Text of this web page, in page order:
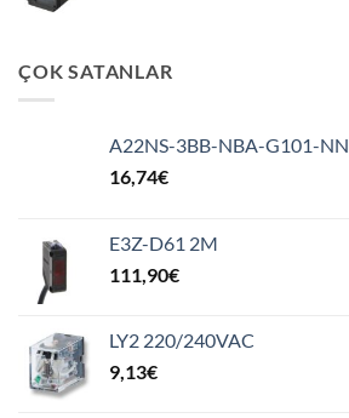
ÇOK SATANLAR
A22NS-3BB-NBA-G101-NN
16,74€
E3Z-D61 2M
111,90€
LY2 220/240VAC
9,13€